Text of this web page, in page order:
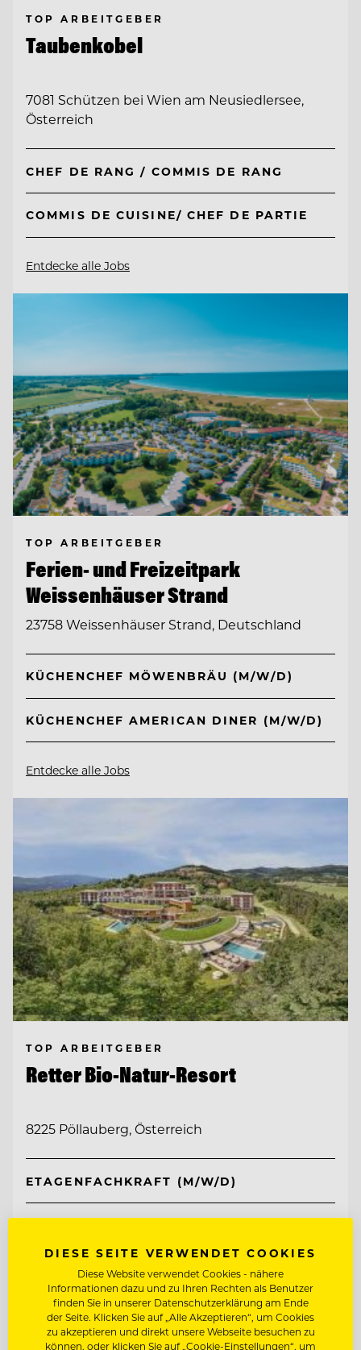
TOP ARBEITGEBER
Taubenkobel
7081 Schützen bei Wien am Neusiedlersee,
Österreich
CHEF DE RANG / COMMIS DE RANG
COMMIS DE CUISINE/ CHEF DE PARTIE
Entdecke alle Jobs
TOP ARBEITGEBER
Ferien- und Freizeitpark
Weissenhäuser Strand
23758 Weissenhäuser Strand, Deutschland
KÜCHENCHEF MÖWENBRÄU (M/W/D)
KÜCHENCHEF AMERICAN DINER (M/W/D)
Entdecke alle Jobs
TOP ARBEITGEBER
Retter Bio-Natur-Resort
8225 Pöllauberg, Österreich
ETAGENFACHKRAFT (M/W/D)
Entdecke alle Jobs
DIESE SEITE VERWENDET COOKIES
Diese Website verwendet Cookies - nähere
Informationen dazu und zu Ihren Rechten als Benutzer
finden Sie in unserer Datenschutzerklärung am Ende
der Seite. Klicken Sie auf „Alle Akzeptieren“, um Cookies
zu akzeptieren und direkt unsere Webseite besuchen zu
können, oder klicken Sie auf „Cookie-Einstellungen“, um